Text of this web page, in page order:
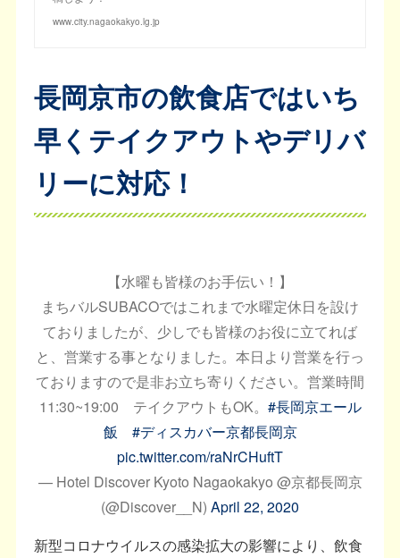
www.city.nagaokakyo.lg.jp
長岡京市の飲食店ではいち
早くテイクアウトやデリバ
リーに対応！
【水曜も皆様のお手伝い！】
まちバルSUBACOではこれまで水曜定休日を設け
ておりましたが、少しでも皆様のお役に立てれば
と、営業する事となりました。本日より営業を行っ
ておりますので是非お立ち寄りください。営業時間
11:30~19:00 テイクアウトもOK。 #長岡京エール
飯
#ディスカバー京都長岡京
pic.twitter.com/raNrCHuftT
— Hotel Discover Kyoto Nagaokakyo @京都長岡京
(@Discover__N) April 22, 2020
新型コロナウイルスの感染拡大の影響により、飲食